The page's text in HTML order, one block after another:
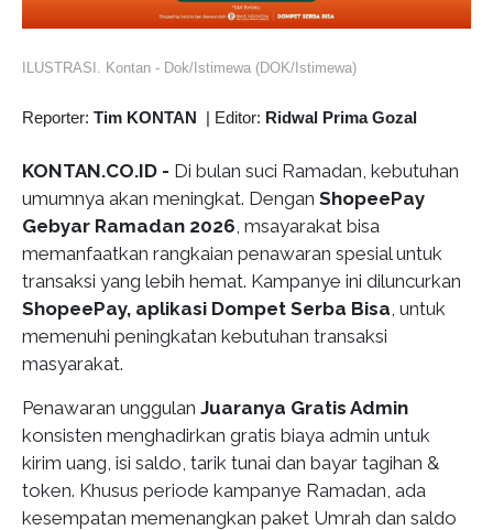
ILUSTRASI. Kontan - Dok/Istimewa (DOK/Istimewa)
Reporter: Tim KONTAN | Editor: Ridwal Prima Gozal
KONTAN.CO.ID - Di bulan suci Ramadan, kebutuhan
umumnya akan meningkat. Dengan ShopeePay
Gebyar Ramadan 2026, msayarakat bisa
memanfaatkan rangkaian penawaran spesial untuk
transaksi yang lebih hemat. Kampanye ini diluncurkan
ShopeePay, aplikasi Dompet Serba Bisa, untuk
memenuhi peningkatan kebutuhan transaksi
masyarakat.
Penawaran unggulan Juaranya Gratis Admin
konsisten menghadirkan gratis biaya admin untuk
kirim uang, isi saldo, tarik tunai dan bayar tagihan &
token. Khusus periode kampanye Ramadan, ada
kesempatan memenangkan paket Umrah dan saldo